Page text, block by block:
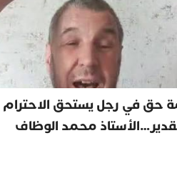
حق في رجل يستحق الاحترام
محمد الوظاف